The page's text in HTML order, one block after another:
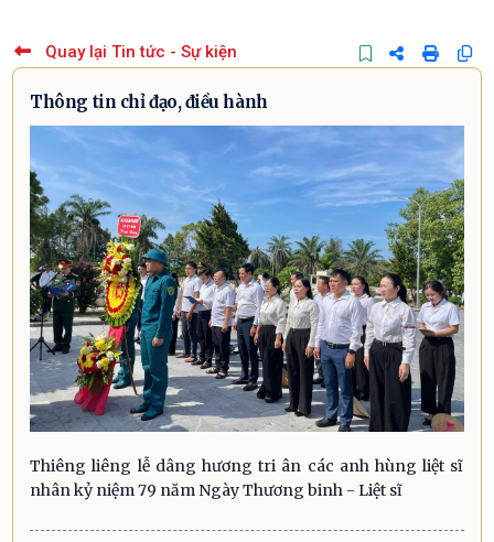
Quay lại Tin tức - Sự kiện
Thông tin chỉ đạo, điều hành
Thiêng liêng lễ dâng hương tri ân các anh hùng liệt sĩ
nhân kỷ niệm 79 năm Ngày Thương binh - Liệt sĩ